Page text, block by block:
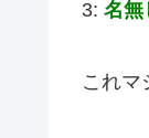
3: 名無
これマ